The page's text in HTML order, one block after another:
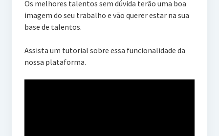
Os melhores talentos sem dúvida terão uma boa
imagem do seu trabalho e vão querer estar na sua
base de talentos.
Assista um tutorial sobre essa funcionalidade da
nossa plataforma.